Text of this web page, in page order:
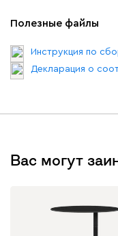
Полезные файлы
Инструкция по
Декларация о
Вас могут